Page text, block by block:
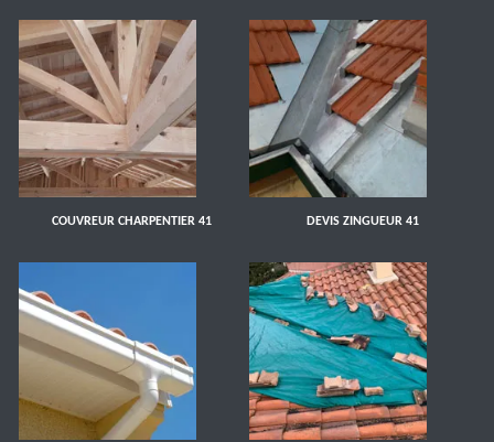
COUVREUR CHARPENTIER 41 DEVIS ZINGUEUR 41